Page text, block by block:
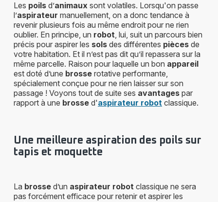
Les poils d’animaux sont volatiles. Lorsqu'on passe
l’aspirateur manuellement, on a donc tendance à
revenir plusieurs fois au même endroit pour ne rien
oublier. En principe, un robot, lui, suit un parcours bien
précis pour aspirer les sols des différentes pièces de
votre habitation. Et il n’est pas dit qu’il repassera sur la
même parcelle. Raison pour laquelle un bon appareil
est doté d’une brosse rotative performante,
spécialement conçue pour ne rien laisser sur son
passage ! Voyons tout de suite ses avantages par
rapport à une brosse d'aspirateur robot classique.
Une meilleure aspiration des poils sur
tapis et moquette
La brosse d’un aspirateur robot classique ne sera
pas forcément efficace pour retenir et aspirer les